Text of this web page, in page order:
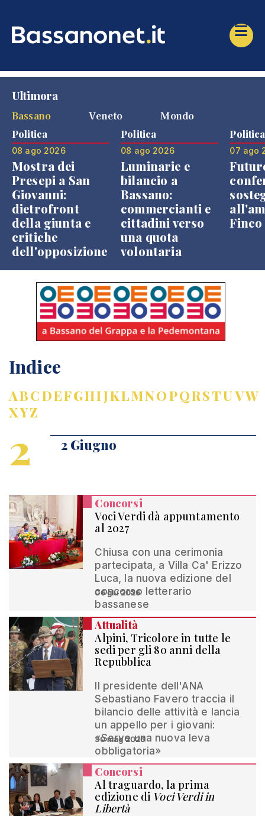
Ultimora
Bassano
Veneto Mondo
Politica
08 ago 2026
Mostra dei
Presepi a San
Giovanni:
dietrofront
della giunta e
critiche
dell'opposizione
Politica
08 ago 2026
Luminarie e
bilancio a
Bassano:
commercianti e
cittadini verso
una quota
volontaria
Politica
07 ago
Finco
Indice
ABCDEFGHIJKLMNOPQRSTUVW
XYZ
2 2 Giugno
Concorsi
Voci Verdi dà appuntamento
al 2027
Chiusa con una cerimonia
partecipata, a Villa Ca' Erizzo
Luca, la nuova edizione del
concorso letterario
bassanese
06 giu 2026
Attualità
Alpini, Tricolore in tutte le
sedi per gli 80 anni della
Repubblica
Il presidente dell'ANA
Sebastiano Favero traccia il
bilancio delle attività e lancia
un appello per i giovani:
«Serve una nuova leva
obbligatoria»
30 mag 2026
Concorsi
Al traguardo, la prima
edizione di Voci Verdi in
Libertà